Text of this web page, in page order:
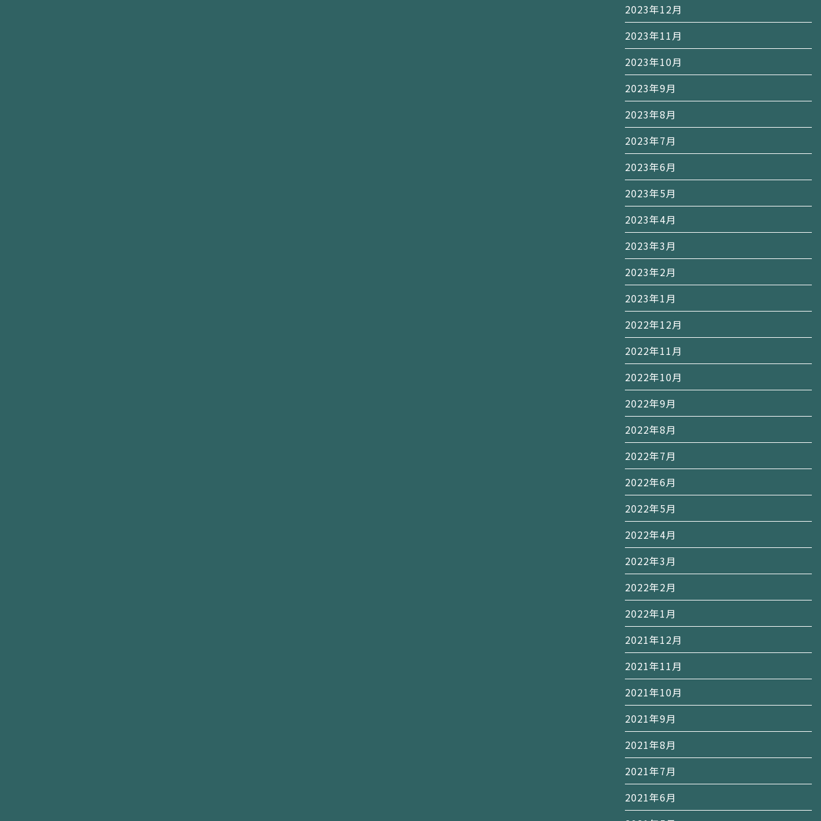
2023年12月
2023年11月
2023年10月
2023年9月
2023年8月
2023年7月
2023年6月
2023年5月
2023年4月
2023年3月
2023年2月
2023年1月
2022年12月
2022年11月
2022年10月
2022年9月
2022年8月
2022年7月
2022年6月
2022年5月
2022年4月
2022年3月
2022年2月
2022年1月
2021年12月
2021年11月
2021年10月
2021年9月
2021年8月
2021年7月
2021年6月